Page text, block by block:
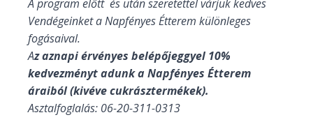
A program előtt és után szeretettel várjuk kedves
Vendégeinket a Napfényes Étterem különleges
fogásaival.
Az aznapi érvényes belépőjeggyel 10%
kedvezményt adunk a Napfényes Étterem
áraiból (kivéve cukrásztermékek).
Asztalfoglalás: 06-20-311-0313